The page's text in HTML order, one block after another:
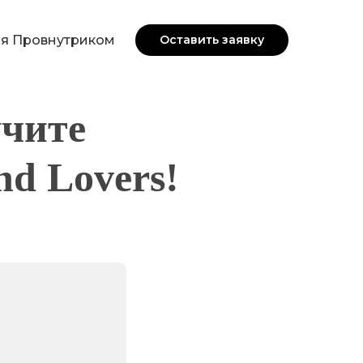
Провнутриком Оставить заявку
Lovers!